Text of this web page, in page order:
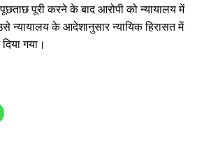
पूरी करने के बाद आरोपी को न्यायालय में
न्यायालय के आदेशानुसार न्यायिक हिरासत में
गया।